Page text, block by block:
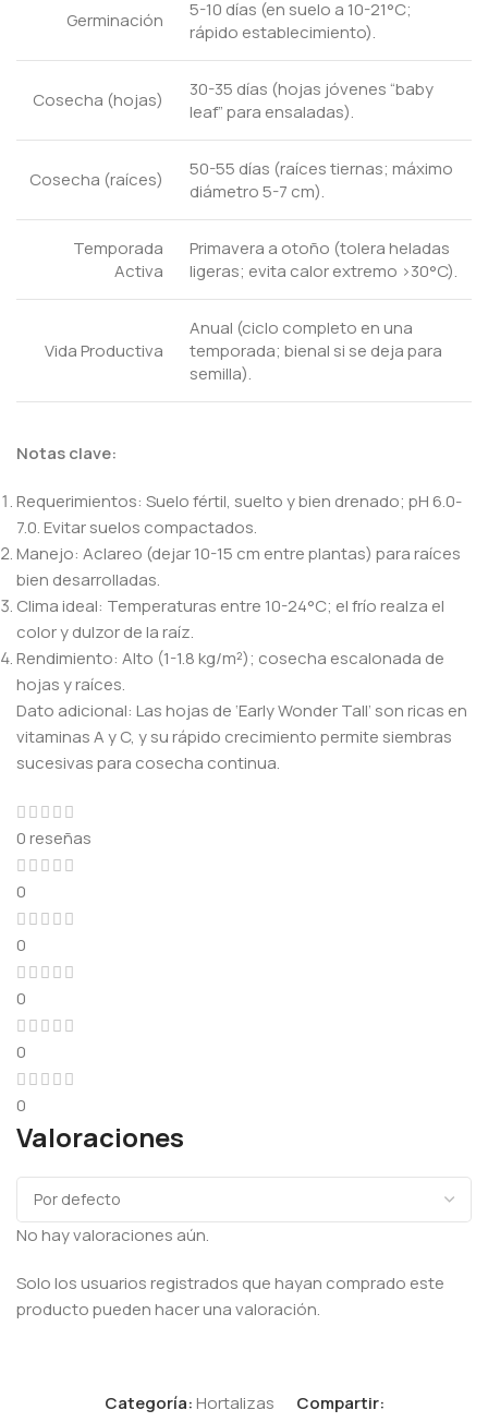
Germinación
5-10 días (en suelo a 10-21°C;
rápido establecimiento).
Cosecha (hojas)
30-35 días (hojas jóvenes “baby
leaf” para ensaladas).
Cosecha (raíces)
50-55 días (raíces tiernas; máximo
diámetro 5-7 cm).
Temporada
Activa
Primavera a otoño (tolera heladas
ligeras; evita calor extremo >30°C).
Vida Productiva
Anual (ciclo completo en una
temporada; bienal si se deja para
semilla).
Notas clave:
Requerimientos: Suelo fértil, suelto y bien drenado; pH 6.0-
7.0. Evitar suelos compactados.
Manejo: Aclareo (dejar 10-15 cm entre plantas) para raíces
bien desarrolladas.
Clima ideal: Temperaturas entre 10-24°C; el frío realza el
color y dulzor de la raíz.
Rendimiento: Alto (1-1.8 kg/m²); cosecha escalonada de
hojas y raíces.
Dato adicional: Las hojas de ‘Early Wonder Tall’ son ricas en
vitaminas A y C, y su rápido crecimiento permite siembras
sucesivas para cosecha continua.
0 reseñas
0
0
0
0
0
Valoraciones
No hay valoraciones aún.
Solo los usuarios registrados que hayan comprado este
producto pueden hacer una valoración.
Categoría:Hortalizas Compartir: